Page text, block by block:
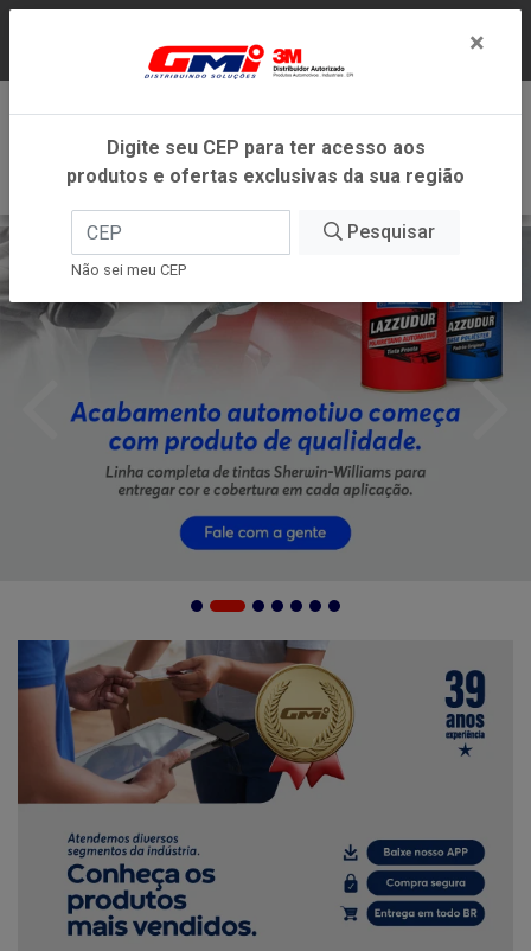
DENTRO DO ESTADO DE MINAS GERAIS.
×
Digite seu CEP para ter acesso aos
produtos e ofertas exclusivas da sua região
Pesquisar
Não sei meu CEP